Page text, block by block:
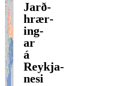
Jarð­
hrær­
ing­
ar
á
Reykja­
nesi